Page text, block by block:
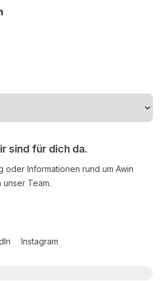
teilen teilen
LinkedIn teilen
sind für dich da.
oder Informationen rund um Awin
Team.
Instagram